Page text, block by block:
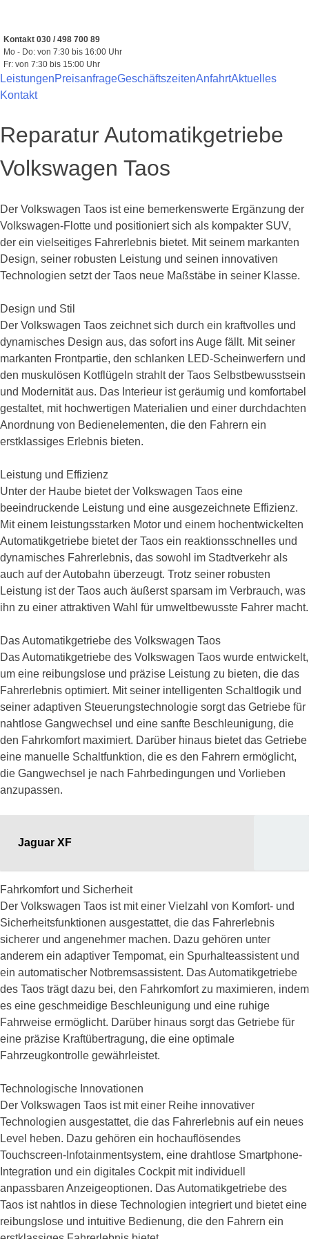
springen
Kontakt 030 / 498 700 89
Mo - Do: von 7:30 bis 16:00 Uhr
Fr: von 7:30 bis 15:00 Uhr
LeistungenPreisanfrageGeschäftszeitenAnfahrtAktuelles
Kontakt
Reparatur Automatikgetriebe
Volkswagen Taos
Der Volkswagen Taos ist eine bemerkenswerte Ergänzung der
Volkswagen-Flotte und positioniert sich als kompakter SUV,
der ein vielseitiges Fahrerlebnis bietet. Mit seinem markanten
Design, seiner robusten Leistung und seinen innovativen
Technologien setzt der Taos neue Maßstäbe in seiner Klasse.
Design und Stil
Der Volkswagen Taos zeichnet sich durch ein kraftvolles und
dynamisches Design aus, das sofort ins Auge fällt. Mit seiner
markanten Frontpartie, den schlanken LED-Scheinwerfern und
den muskulösen Kotflügeln strahlt der Taos Selbstbewusstsein
und Modernität aus. Das Interieur ist geräumig und komfortabel
gestaltet, mit hochwertigen Materialien und einer durchdachten
Anordnung von Bedienelementen, die den Fahrern ein
erstklassiges Erlebnis bieten.
Leistung und Effizienz
Unter der Haube bietet der Volkswagen Taos eine
beeindruckende Leistung und eine ausgezeichnete Effizienz.
Mit einem leistungsstarken Motor und einem hochentwickelten
Automatikgetriebe bietet der Taos ein reaktionsschnelles und
dynamisches Fahrerlebnis, das sowohl im Stadtverkehr als
auch auf der Autobahn überzeugt. Trotz seiner robusten
Leistung ist der Taos auch äußerst sparsam im Verbrauch, was
ihn zu einer attraktiven Wahl für umweltbewusste Fahrer macht.
Das Automatikgetriebe des Volkswagen Taos
Das Automatikgetriebe des Volkswagen Taos wurde entwickelt,
um eine reibungslose und präzise Leistung zu bieten, die das
Fahrerlebnis optimiert. Mit seiner intelligenten Schaltlogik und
seiner adaptiven Steuerungstechnologie sorgt das Getriebe für
nahtlose Gangwechsel und eine sanfte Beschleunigung, die
den Fahrkomfort maximiert. Darüber hinaus bietet das Getriebe
eine manuelle Schaltfunktion, die es den Fahrern ermöglicht,
die Gangwechsel je nach Fahrbedingungen und Vorlieben
anzupassen.
Jaguar XF
Fahrkomfort und Sicherheit
Der Volkswagen Taos ist mit einer Vielzahl von Komfort- und
Sicherheitsfunktionen ausgestattet, die das Fahrerlebnis
sicherer und angenehmer machen. Dazu gehören unter
anderem ein adaptiver Tempomat, ein Spurhalteassistent und
ein automatischer Notbremsassistent. Das Automatikgetriebe
des Taos trägt dazu bei, den Fahrkomfort zu maximieren, indem
es eine geschmeidige Beschleunigung und eine ruhige
Fahrweise ermöglicht. Darüber hinaus sorgt das Getriebe für
eine präzise Kraftübertragung, die eine optimale
Fahrzeugkontrolle gewährleistet.
Technologische Innovationen
Der Volkswagen Taos ist mit einer Reihe innovativer
Technologien ausgestattet, die das Fahrerlebnis auf ein neues
Level heben. Dazu gehören ein hochauflösendes
Touchscreen-Infotainmentsystem, eine drahtlose Smartphone-
Integration und ein digitales Cockpit mit individuell
anpassbaren Anzeigeoptionen. Das Automatikgetriebe des
Taos ist nahtlos in diese Technologien integriert und bietet eine
reibungslose und intuitive Bedienung, die den Fahrern ein